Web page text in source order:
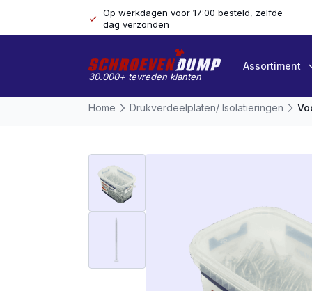
Op werkdagen voor 17:00 besteld, zelfde
dag verzonden
30.000+ tevreden klanten
Assortiment
Home Drukverdeelplaten/ Isolatieringen